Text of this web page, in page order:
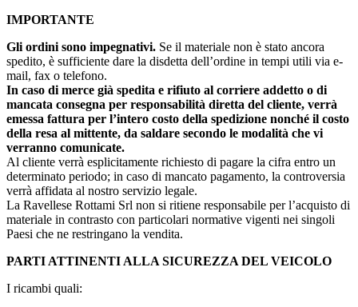
IMPORTANTE
Gli ordini sono impegnativi. Se il materiale non è stato ancora
spedito, è sufficiente dare la disdetta dell’ordine in tempi utili via e-
mail, fax o telefono.
In caso di merce già spedita e rifiuto al corriere addetto o di
mancata consegna per responsabilità diretta del cliente, verrà
emessa fattura per l’intero costo della spedizione nonché il costo
della resa al mittente, da saldare secondo le modalità che vi
verranno comunicate.
Al cliente verrà esplicitamente richiesto di pagare la cifra entro un
determinato periodo; in caso di mancato pagamento, la controversia
verrà affidata al nostro servizio legale.
La Ravellese Rottami Srl non si ritiene responsabile per l’acquisto di
materiale in contrasto con particolari normative vigenti nei singoli
Paesi che ne restringano la vendita.
PARTI ATTINENTI ALLA SICUREZZA DEL VEICOLO
I ricambi quali: